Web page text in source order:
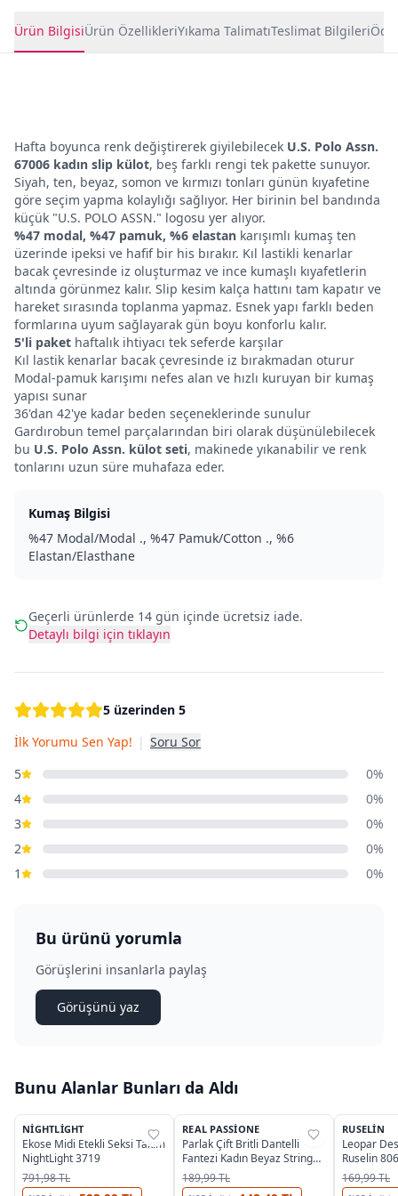
Ürün BilgisiÜrün ÖzellikleriYıkama TalimatıTeslimat Bilgileri
Hafta boyunca renk değiştirerek giyilebilecek U.S. Polo Assn.
67006 kadın slip külot, beş farklı rengi tek pakette sunuyor.
Siyah, ten, beyaz, somon ve kırmızı tonları günün kıyafetine
göre seçim yapma kolaylığı sağlıyor. Her birinin bel bandında
küçük "U.S. POLO ASSN." logosu yer alıyor.
%47 modal, %47 pamuk, %6 elastan karışımlı kumaş ten
üzerinde ipeksi ve hafif bir his bırakır. Kıl lastikli kenarlar
bacak çevresinde iz oluşturmaz ve ince kumaşlı kıyafetlerin
altında görünmez kalır. Slip kesim kalça hattını tam kapatır ve
hareket sırasında toplanma yapmaz. Esnek yapı farklı beden
formlarına uyum sağlayarak gün boyu konforlu kalır.
5'li paket haftalık ihtiyacı tek seferde karşılar
Kıl lastik kenarlar bacak çevresinde iz bırakmadan oturur
Modal-pamuk karışımı nefes alan ve hızlı kuruyan bir kumaş
yapısı sunar
36'dan 42'ye kadar beden seçeneklerinde sunulur
Gardırobun temel parçalarından biri olarak düşünülebilecek
bu U.S. Polo Assn. külot seti, makinede yıkanabilir ve renk
tonlarını uzun süre muhafaza eder.
Kumaş Bilgisi
%47 Modal/Modal ., %47 Pamuk/Cotton ., %6
Elastan/Elasthane
Geçerli ürünlerde 14 gün içinde ücretsiz iade.
Detaylı bilgi için tıklayın
5 üzerinden 5
İlk Yorumu Sen Yap! | Soru Sor
5
0%
4
0%
3
0%
2
0%
1
0%
Bu ürünü yorumla
Görüşlerini insanlarla paylaş
Görüşünü yaz
Bunu Alanlar Bunları da Aldı
%38
NIGHTLIGHT
Ekose Midi Etekli Seksi Takım
NightLight 3719
791,98 TL
%38
REAL PASSIONE
Parlak Çift Britli Dantelli
Fantezi Kadın Beyaz String
Real Passione 312
189,99 TL
%49
RUSELIN
Leopar
Ruselin
169,99 TL